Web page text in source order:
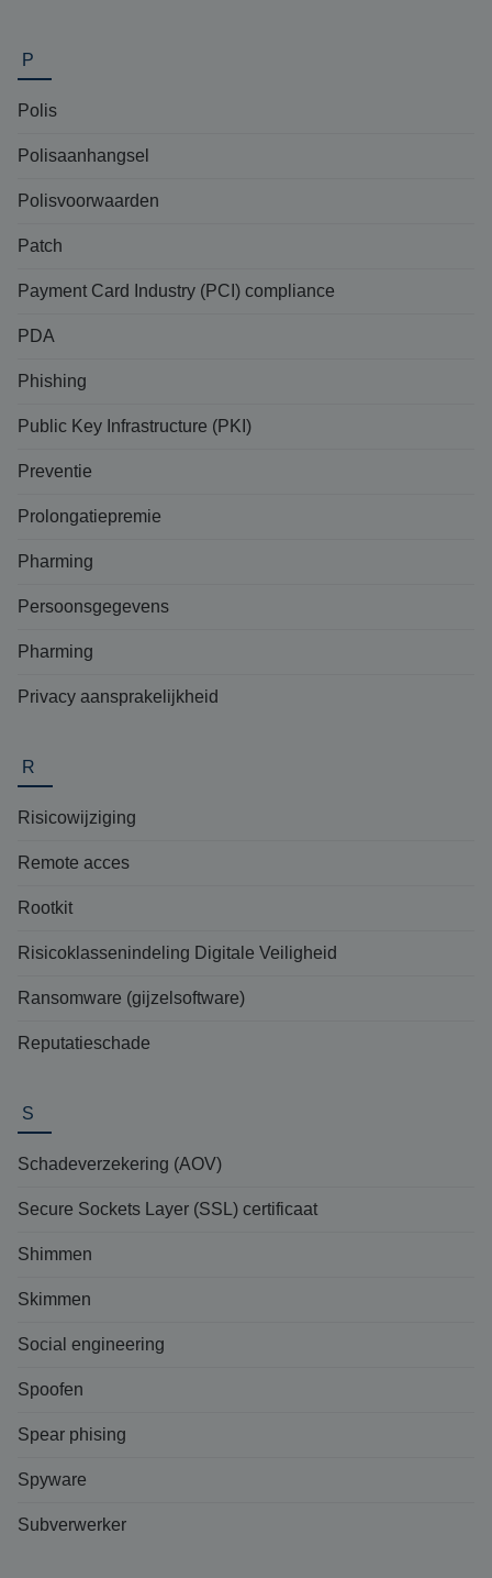
P
Polis
Polisaanhangsel
Polisvoorwaarden
Patch
Payment Card Industry (PCI) compliance
PDA
Phishing
Public Key Infrastructure (PKI)
Preventie
Prolongatiepremie
Pharming
Persoonsgegevens
Pharming
Privacy aansprakelijkheid
R
Risicowijziging
Remote acces
Rootkit
Risicoklassenindeling Digitale Veiligheid
Ransomware (gijzelsoftware)
Reputatieschade
S
Schadeverzekering (AOV)
Secure Sockets Layer (SSL) certificaat
Shimmen
Skimmen
Social engineering
Spoofen
Spear phising
Spyware
Subverwerker